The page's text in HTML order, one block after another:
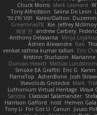
Chuck Morris Mark Leonard
Tony Alfredsson Salina De Leon
תמר פלג טל
Kaleo/Dalton
Greenlines78
Kie Jeffrey
혜영 전 andrew Carbery
Anthony Delasanta
Minja Lojanica
Adrien Alexandre Rab
venkat rathna kumar talluri
Eric
Kristinn Sturluson Marianne
Duncan Hewitt Mattias Lundstrom
Smoke EA Graffiti Eric G
FlameTop AshenBone Josh
Vsevolods Gniteckis Mark
Luthonium Virtual Heritage Илья
Sandra Classical Salamander
Harrison Gafford
nost Hemen Galal
Tony Li For Got U Canun Juuso